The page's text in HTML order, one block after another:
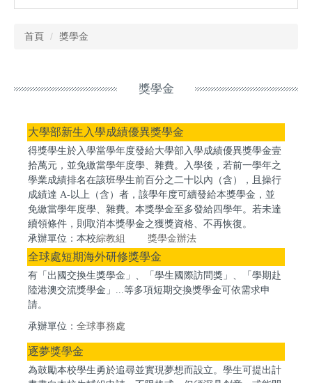
首頁 獎學金
獎學金
大學部新生入學成績優異獎學金
得獎學生於入學當學年度發給大學部入學成績優異獎學金壹
拾萬元，並免繳當學年度學、雜費。入學後，若前一學年之
學業成績排名在該班學生前百分之二十以內（含），且操行
成績達 A-以上（含）者，該學年度可續發給本獎學金，並
免繳當學年度學、雜費。本獎學金至多發給四學年。若未達
續領條件，則取消本獎學金之獲獎資格、不再恢復。
承辦單位：本校綜教組 獎學金辦法
全球處短期海外研修獎學金
有「出國交換生獎學金」、「學生國際訪問獎」、「學期赴
陸港澳交流獎學金」...等多項短期交換獎學金可依需求申
請。
承辦單位 ： 全球事務處
逐夢獎學金
為鼓勵本校學生勇於追尋並實現夢想而設立。學生可提出計